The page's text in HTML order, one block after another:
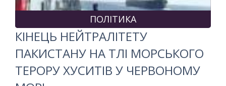
ПОЛІТИКА
КІНЕЦЬ НЕЙТРАЛІТЕТУ
ПАКИСТАНУ НА ТЛІ МОРСЬКОГО
ТЕРОРУ ХУСИТІВ У ЧЕРВОНОМУ